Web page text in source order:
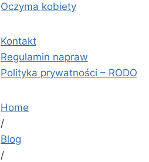
Oczyma kobiety
Kontakt
Regulamin napraw
Polityka prywatności – RODO
Home
/
Blog
/